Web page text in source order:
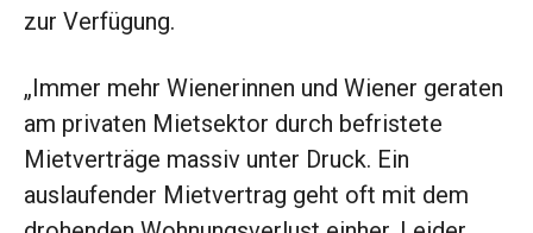
zur Verfügung.
„Immer mehr Wienerinnen und Wiener geraten
am privaten Mietsektor durch befristete
Mietverträge massiv unter Druck. Ein
auslaufender Mietvertrag geht oft mit dem